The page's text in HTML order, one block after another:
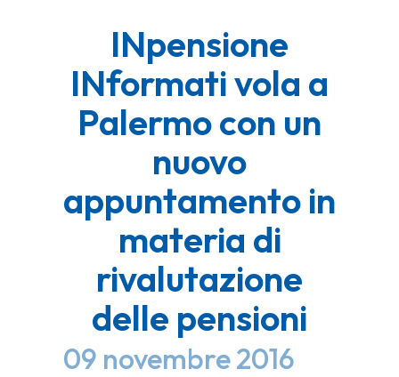
INpensione
INformati vola a
Palermo con un
nuovo
appuntamento in
materia di
rivalutazione
delle pensioni
09 novembre 2016